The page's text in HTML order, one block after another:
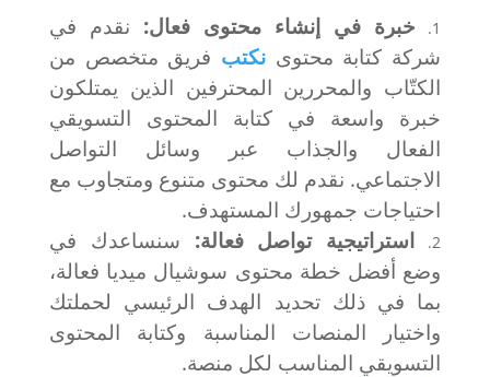
خبرة في إنشاء محتوى فعال: نقدم في
شركة كتابة محتوى نكتب فريق متخصص من
الكتّاب والمحررين المحترفين الذين يمتلكون
خبرة واسعة في كتابة المحتوى التسويقي
الفعال والجذاب عبر وسائل التواصل
الاجتماعي. نقدم لك محتوى متنوع ومتجاوب مع
احتياجات جمهورك المستهدف.
استراتيجية تواصل فعالة: سنساعدك في
وضع أفضل خطة محتوى سوشيال ميديا فعالة،
بما في ذلك تحديد الهدف الرئيسي لحملتك
واختيار المنصات المناسبة وكتابة المحتوى
التسويقي المناسب لكل منصة.